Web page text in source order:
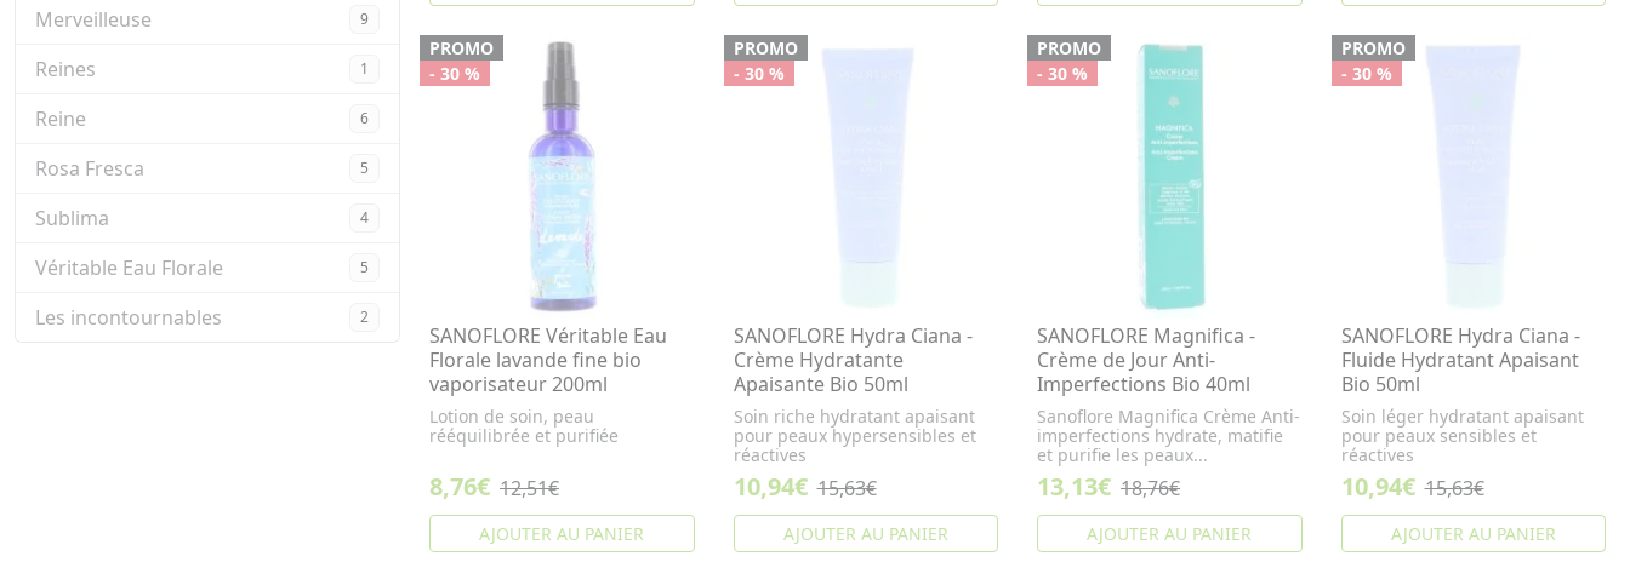
Merveilleuse 9
Reines 1
Reine 6
Rosa Fresca 5
Sublima 4
Véritable Eau Florale 5
Les incontournables 2
PROMO
- 30 %
SANOFLORE Véritable Eau
Florale lavande fine bio
vaporisateur 200ml
Lotion de soin, peau
rééquilibrée et purifiée
8,76€ 12,51€
AJOUTER AU PANIER
PROMO
- 30 %
SANOFLORE Hydra Ciana -
Crème Hydratante
Apaisante Bio 50ml
Soin riche hydratant apaisant
pour peaux hypersensibles et
réactives
10,94€ 15,63€
AJOUTER AU PANIER
PROMO
- 30 %
SANOFLORE Magnifica -
Crème de Jour Anti-
Imperfections Bio 40ml
Sanoflore Magnifica Crème Anti-
imperfections hydrate, matifie
et purifie les peaux...
13,13€ 18,76€
AJOUTER AU PANIER
PROMO
- 30 %
SANOFLORE Hydra Ciana -
Fluide Hydratant Apaisant
Bio 50ml
Soin léger hydratant apaisant
pour peaux sensibles et
réactives
10,94€ 15,63€
AJOUTER AU PANIER